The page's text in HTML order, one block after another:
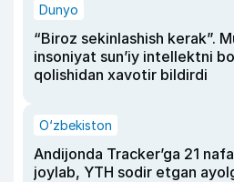
Dunyo
“Biroz sekinlashish kerak”.
insoniyat sun’iy intellektni
qolishidan xavotir bildirdi
O‘zbekiston
Andijonda Tracker’ga 21
joylab, YTH sodir etgan